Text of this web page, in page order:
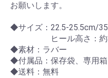
お願いします。
◆サイズ：22.5-25.5cm/
ヒール高さ：約
◆素材：ラバー
◆付属品：保存袋、専用箱
◆送料：無料